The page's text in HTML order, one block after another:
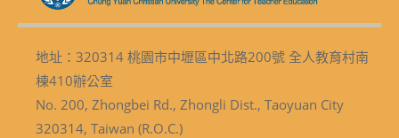
地址：320314 桃園市中壢區中北路200號 全人教育村南
棟410辦公室
No. 200, Zhongbei Rd., Zhongli Dist., Taoyuan City
320314, Taiwan (R.O.C.)